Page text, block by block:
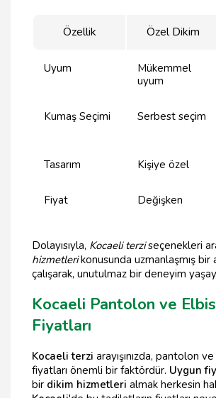
Özellik Özel Dikim
Uyum
Mükemmel
uyum
Kumaş Seçimi Serbest seçim
Tasarım Kişiye özel
Fiyat Değişken
Dolayısıyla, Kocaeli terziseçenekleri
hizmetlerikonusunda uzmanlaşmış
çalışarak, unutulmaz bir deneyim
Kocaeli Pantolon ve
Fiyatları
Kocaeli terzi arayışınızda, pantolon
fiyatları önemli bir faktördür. Uygun
bir dikim hizmetleri almak herkesin